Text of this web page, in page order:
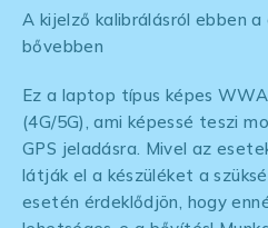
A kijelző kalibrálásról ebben a
bővebben
Ez a laptop típus képes
(4G/5G), ami képessé teszi
GPS jeladásra. Mivel az
látják el a készüléket a
esetén érdeklődjön, hogy